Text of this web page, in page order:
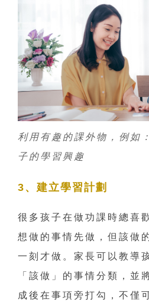
利用有趣的課外物，例如
子的學習興趣
3、建立學習計劃
很多孩子在做功課時總喜
想做的事情先做，但該做
一刻才做。家長可以教導
「該做」的事情分類，並
成後在事項旁打勾，不僅